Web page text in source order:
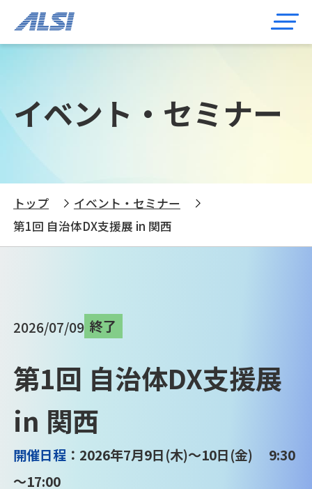
イベント・セミナー
トップ
イベント・セミナー
第1回 自治体DX支援展 in 関西
2026/07/09 終了
第1回 自治体DX支援展
in 関西
開催日程 ：2026年7月9日(木)～10日(金) 9:30
～17:00